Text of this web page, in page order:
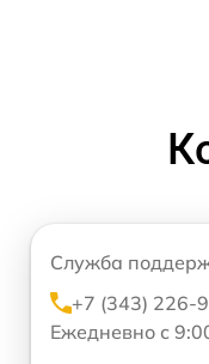
Служба
+7 (343) 226-
Ежедневно с